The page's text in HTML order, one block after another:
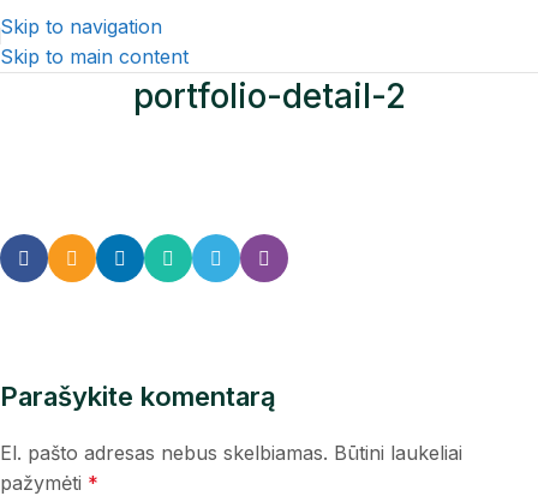
Skip to navigation
Skip to main content
portfolio-detail-2
Parašykite komentarą
El. pašto adresas nebus skelbiamas. Būtini laukeliai
pažymėti *